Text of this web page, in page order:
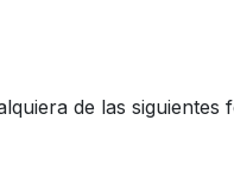
de las